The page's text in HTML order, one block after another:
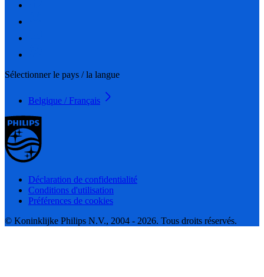
Sélectionner le pays / la langue
Belgique / Français
Déclaration de confidentialité
Conditions d'utilisation
Préférences de cookies
© Koninklijke Philips N.V., 2004 - 2026. Tous droits réservés.